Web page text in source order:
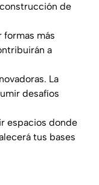
de
formas más
a
La
desafíos
espacios donde
tus bases